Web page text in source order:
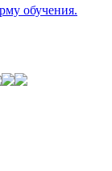
обучения.